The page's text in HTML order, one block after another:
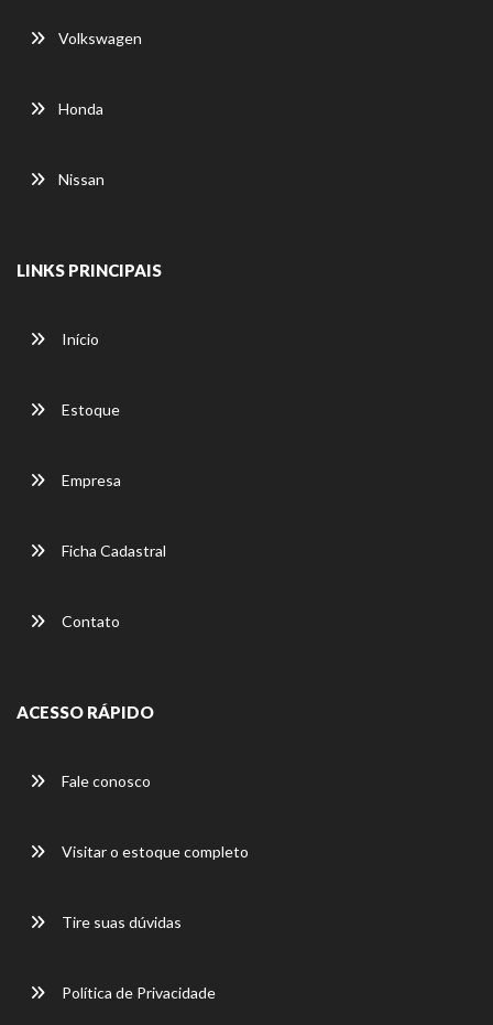
Volkswagen
Honda
Nissan
LINKS PRINCIPAIS
Início
Estoque
Empresa
Ficha Cadastral
Contato
ACESSO RÁPIDO
Fale conosco
Visitar o estoque completo
Tire suas dúvidas
Política de Privacidade